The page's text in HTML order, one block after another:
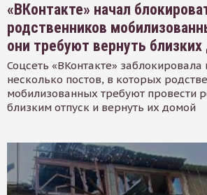
«ВКонтакте» начал
родственников
они требуют вернуть
Соцсеть «ВКонтакте»
несколько постов, в которых
мобилизованных требуют провести
близким отпуск и вернуть их домой